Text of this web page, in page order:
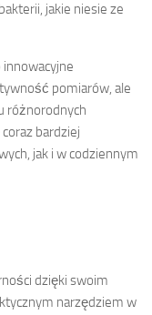
jakie niesie ze
pomiarów, ale
różnorodnych
bardziej
jak i w codziennym
dzięki swoim
narzędziem w